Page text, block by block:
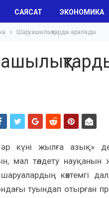
САЯСАТ ЭКОНОМИКА
Шаруашылықтарды аралады
әр күні жылға азық»
мал төлдету науқанын
шаруалардың көктемгі
ондағы туындап отырған